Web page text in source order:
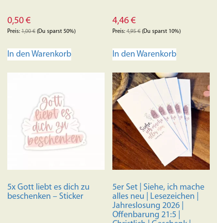
0,50 €
Preis: 1,00€ (Du sparst 50%)
In den Warenkorb
4,46€
Preis:4,95€(Du sparst 10%)
In den Warenkorb
5x Gott liebt es dich zu
beschenken – Sticker
5er Set | Siehe, ich mache
alles neu | Lesezeichen |
Jahreslosung 2026 |
Offenbarung 21:5 |